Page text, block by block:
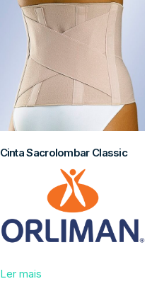
Cinta Sacrolombar Classic
Ler mais